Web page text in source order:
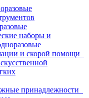
наборы и
и скорой помощи
принадлежности